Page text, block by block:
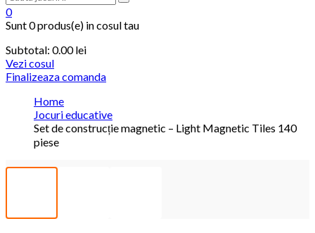
0
Sunt0 produs(e) in cosul tau
Subtotal: 0.00 lei
Vezi cosul
Finalizeaza comanda
Home
Jocuri educative
Set de construcție magnetic – Light Magnetic Tiles 140
piese